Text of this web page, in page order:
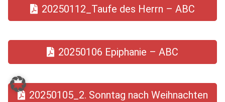
20250112_Taufe des Herrn – ABC
20250106 Epiphanie – ABC
20250105_2. Sonntag nach Weihnachten